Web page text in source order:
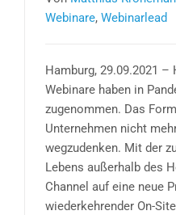
Webinare, Webinarlead
Hamburg, 29.09.2021 –
Webinare haben in
zugenommen. Das
Unternehmen nicht
wegzudenken. Mit der
Lebens außerhalb des
Channel auf eine neue
wiederkehrender On-